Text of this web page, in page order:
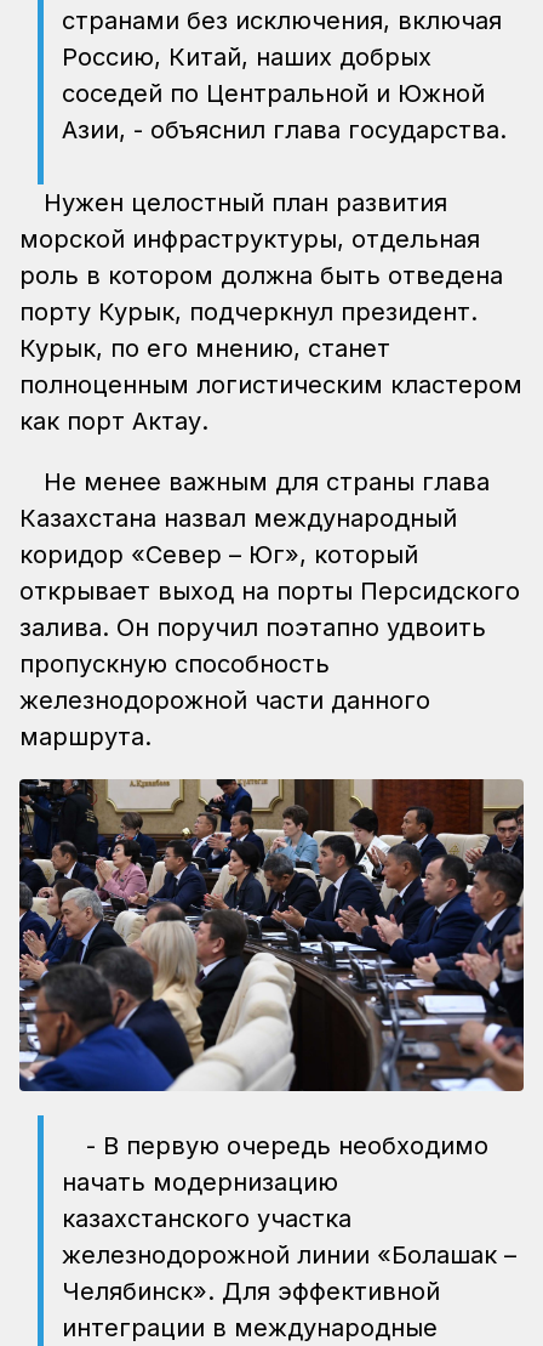
странами без исключения, включая
Россию, Китай, наших добрых
соседей по Центральной и Южной
Азии, - объяснил глава государства.
Нужен целостный план развития
морской инфраструктуры, отдельная
роль в котором должна быть отведена
порту Курык, подчеркнул президент.
Курык, по его мнению, станет
полноценным логистическим кластером
как порт Актау.
Не менее важным для страны глава
Казахстана назвал международный
коридор «Север – Юг», который
открывает выход на порты Персидского
залива. Он поручил поэтапно удвоить
пропускную способность
железнодорожной части данного
маршрута.
- В первую очередь необходимо
начать модернизацию
казахстанского участка
железнодорожной линии «Болашак –
Челябинск». Для эффективной
интеграции в международные